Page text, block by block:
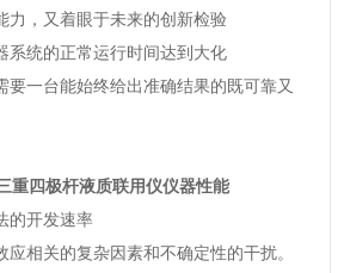
力，又着眼于未来的创新检验
系统的正常运行时间达到大化
要一台能始终给出准确结果的既可靠又
重四极杆液质联用仪仪器性能
的开发速率
应相关的复杂因素和不确定性的干扰。